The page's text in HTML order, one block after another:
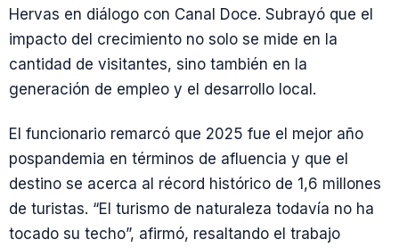
Hervas en diálogo con Canal Doce. Subrayó que el
impacto del crecimiento no solo se mide en la
cantidad de visitantes, sino también en la
generación de empleo y el desarrollo local.
El funcionario remarcó que 2025 fue el mejor año
pospandemia en términos de afluencia y que el
destino se acerca al récord histórico de 1,6 millones
de turistas. “El turismo de naturaleza todavía no ha
tocado su techo”, afirmó, resaltando el trabajo